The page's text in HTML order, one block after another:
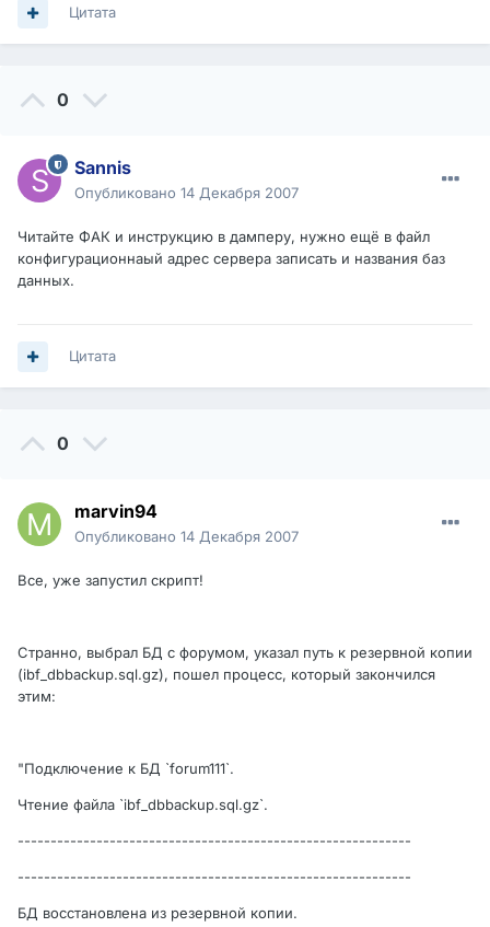
Цитата
0
Sannis
Опубликовано 14 Декабря 2007
Читайте ФАК и инструкцию в дамперу, нужно ещё в файл
конфигурационнаый адрес сервера записать и названия баз
данных.
Цитата
0
marvin94
Опубликовано 14 Декабря 2007
Все, уже запустил скрипт!
Странно, выбрал БД с форумом, указал путь к резервной копии
(ibf_dbbackup.sql.gz), пошел процесс, который закончился
этим:
"Подключение к БД `forum111`.
Чтение файла `ibf_dbbackup.sql.gz`.
------------------------------------------------------------
------------------------------------------------------------
БД восстановлена из резервной копии.